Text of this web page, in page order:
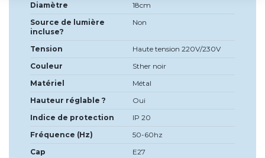
Diamètre
18cm
Source de lumière
incluse?
Non
Tension
Haute tension 220V/230V
Couleur
Sther noir
Matériel
Métal
Hauteur réglable ?
Oui
Indice de protection
IP 20
Fréquence (Hz)
50-60hz
Cap
E27